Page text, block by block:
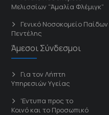
Μελισσίων “Άμαλία Φλέμιγκ”
Γενικό Νοσοκομείο Παίδων
Πεντέλης
Άμεσοι Σύνδεσμοι
Για τον Λήπτη
Υπηρεσιών Υγείας
'Εντυπα προς το
Κοινό και το Προσωπικό